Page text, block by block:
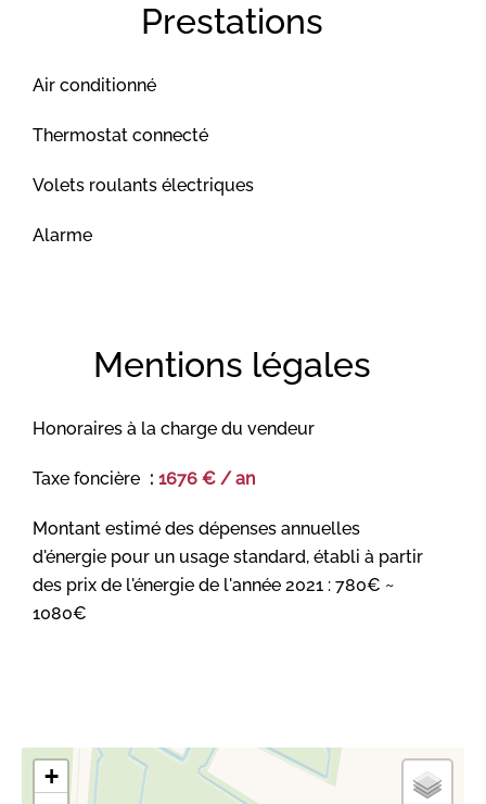
Prestations
Air conditionné
Thermostat connecté
Volets roulants électriques
Alarme
Mentions légales
Honoraires à la charge du vendeur
Taxe foncière 1676 € / an
Montant estimé des dépenses annuelles
d'énergie pour un usage standard, établi à partir
des prix de l'énergie de l'année 2021 : 780€ ~
1080€
+